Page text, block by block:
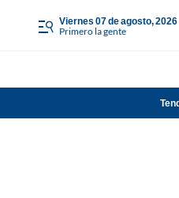
viernes 07 de agosto, 2026
Primero la gente